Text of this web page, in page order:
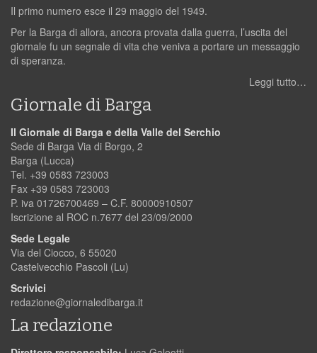
Il primo numero esce il 29 maggio del 1949.
Per la Barga di allora, ancora provata dalla guerra, l’uscita del
giornale fu un segnale di vita che veniva a portare un messaggio
di speranza.
Leggi tutto…
Giornale di Barga
Il Giornale di Barga e della Valle del Serchio
Sede di Barga Via di Borgo, 2
Barga (Lucca)
Tel. +39 0583 723003
Fax +39 0583 723003
P. iva 01726700469 – C.F. 80000910507
Iscrizione al ROC n.7677 del 23/09/2000
Sede Legale
Via del Ciocco, 6 55020
Castelvecchio Pascoli (Lu)
Scrivici
redazione@giornaledibarga.it
La redazione